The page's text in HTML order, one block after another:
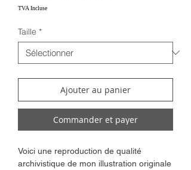
TVA Incluse
Taille *
Ajouter au panier
Commander et payer
Voici une reproduction de qualité
archivistique de mon illustration originale